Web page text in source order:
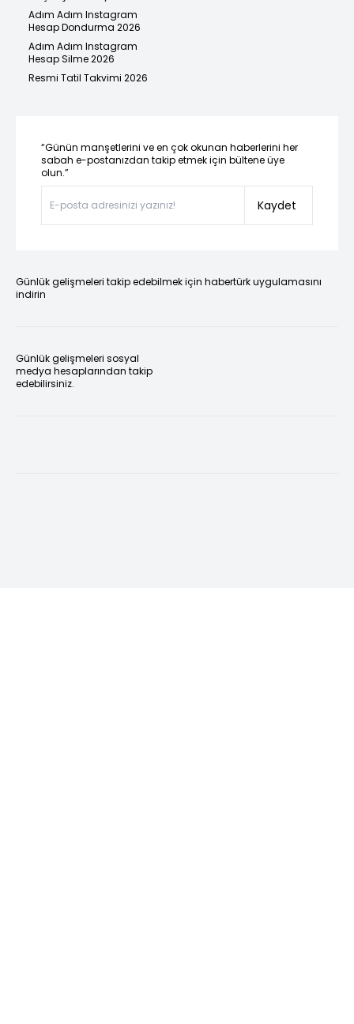
Adım Adım Instagram
Hesap Dondurma 2026
Adım Adım Instagram
Hesap Silme 2026
Resmi Tatil Takvimi 2026
“Günün manşetlerini ve en çok okunan haberlerini her
sabah e-postanızdan takip etmek için bültene üye
olun.”
Kaydet
Günlük gelişmeleri takip edebilmek için habertürk uygulamasını
indirin
Günlük gelişmeleri sosyal
medya hesaplarından takip
edebilirsiniz.